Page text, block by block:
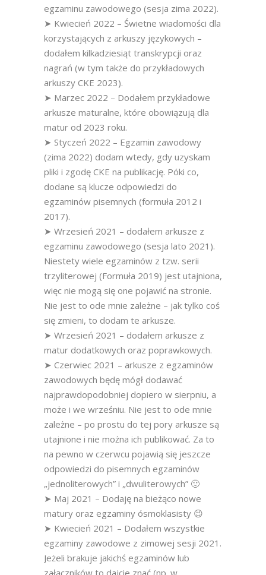
egzaminu zawodowego (sesja zima 2022).
➤ Kwiecień 2022 – Świetne wiadomości dla
korzystających z arkuszy językowych –
dodałem kilkadziesiąt transkrypcji oraz
nagrań (w tym także do przykładowych
arkuszy CKE 2023).
➤ Marzec 2022 – Dodałem przykładowe
arkusze maturalne, które obowiązują dla
matur od 2023 roku.
➤ Styczeń 2022 – Egzamin zawodowy
(zima 2022) dodam wtedy, gdy uzyskam
pliki i zgodę CKE na publikację. Póki co,
dodane są klucze odpowiedzi do
egzaminów pisemnych (formuła 2012 i
2017).
➤ Wrzesień 2021 – dodałem arkusze z
egzaminu zawodowego (sesja lato 2021).
Niestety wiele egzaminów z tzw. serii
trzyliterowej (Formuła 2019) jest utajniona,
więc nie mogą się one pojawić na stronie.
Nie jest to ode mnie zależne – jak tylko coś
się zmieni, to dodam te arkusze.
➤ Wrzesień 2021 – dodałem arkusze z
matur dodatkowych oraz poprawkowych.
➤ Czerwiec 2021 – arkusze z egzaminów
zawodowych będę mógł dodawać
najprawdopodobniej dopiero w sierpniu, a
może i we wrześniu. Nie jest to ode mnie
zależne – po prostu do tej pory arkusze są
utajnione i nie można ich publikować. Za to
na pewno w czerwcu pojawią się jeszcze
odpowiedzi do pisemnych egzaminów
„jednoliterowych” i „dwuliterowych” 🙂
➤ Maj 2021 – Dodaję na bieżąco nowe
matury oraz egzaminy ósmoklasisty 😉
➤ Kwiecień 2021 – Dodałem wszystkie
egzaminy zawodowe z zimowej sesji 2021.
Jeżeli brakuje jakichś egzaminów lub
załączników to dajcie znać (np. w